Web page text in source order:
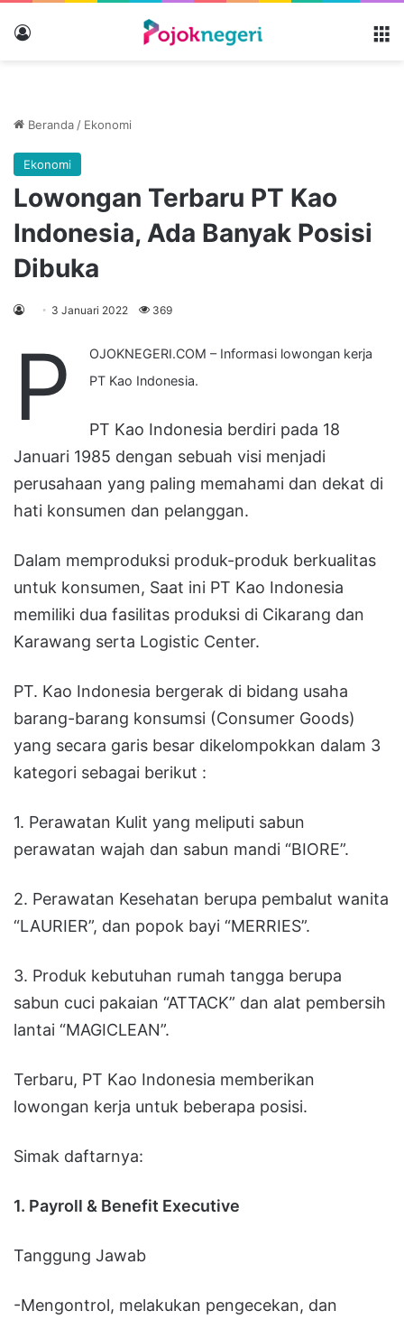
Beranda / Ekonomi
Ekonomi
Lowongan Terbaru PT Kao
Indonesia, Ada Banyak Posisi
Dibuka
3 Januari 2022 369
P
OJOKNEGERI.COM – Informasi lowongan kerja
PT Kao Indonesia.
PT Kao Indonesia berdiri pada 18
Januari 1985 dengan sebuah visi menjadi
perusahaan yang paling memahami dan dekat di
hati konsumen dan pelanggan.
Dalam memproduksi produk-produk berkualitas
untuk konsumen, Saat ini PT Kao Indonesia
memiliki dua fasilitas produksi di Cikarang dan
Karawang serta Logistic Center.
PT. Kao Indonesia bergerak di bidang usaha
barang-barang konsumsi (Consumer Goods)
yang secara garis besar dikelompokkan dalam 3
kategori sebagai berikut :
1. Perawatan Kulit yang meliputi sabun
perawatan wajah dan sabun mandi “BIORE”.
2. Perawatan Kesehatan berupa pembalut wanita
“LAURIER”, dan popok bayi “MERRIES”.
3. Produk kebutuhan rumah tangga berupa
sabun cuci pakaian “ATTACK” dan alat pembersih
lantai “MAGICLEAN”.
Terbaru, PT Kao Indonesia memberikan
lowongan kerja untuk beberapa posisi.
Simak daftarnya:
1. Payroll & Benefit Executive
Tanggung Jawab
-Mengontrol, melakukan pengecekan, dan